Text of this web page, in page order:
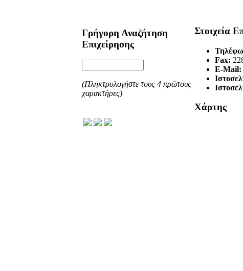
Γρήγορη Αναζήτηση
Επιχείρησης
(Πληκτρολογήστε τους 4 πρώτους
χαρακτήρες)
Στοιχεία
Fax:
E-Mail:
Χάρτης